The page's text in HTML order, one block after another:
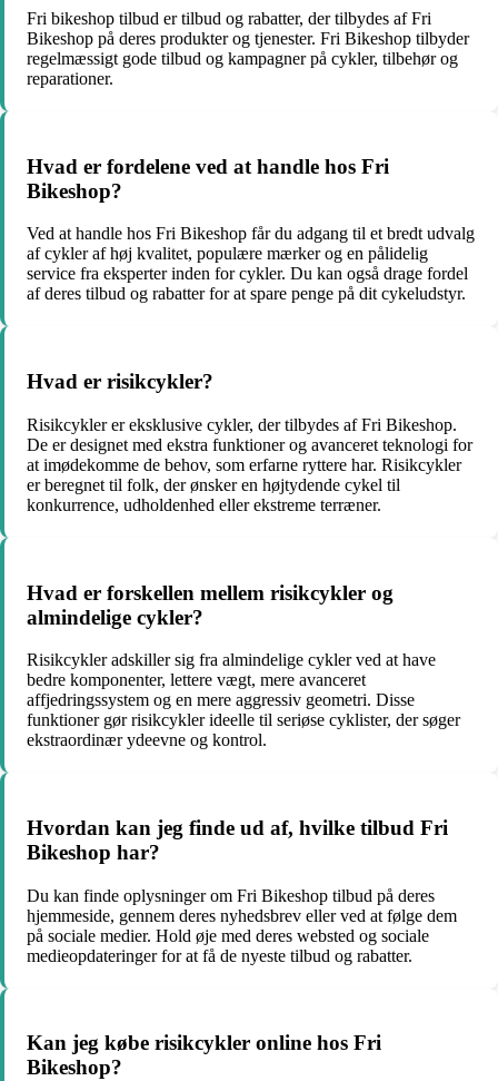
Fri bikeshop tilbud er tilbud og rabatter, der tilbydes af Fri
Bikeshop på deres produkter og tjenester. Fri Bikeshop tilbyder
regelmæssigt gode tilbud og kampagner på cykler, tilbehør og
reparationer.
Hvad er fordelene ved at handle hos Fri
Bikeshop?
Ved at handle hos Fri Bikeshop får du adgang til et bredt udvalg
af cykler af høj kvalitet, populære mærker og en pålidelig
service fra eksperter inden for cykler. Du kan også drage fordel
af deres tilbud og rabatter for at spare penge på dit cykeludstyr.
Hvad er risikcykler?
Risikcykler er eksklusive cykler, der tilbydes af Fri Bikeshop.
De er designet med ekstra funktioner og avanceret teknologi for
at imødekomme de behov, som erfarne ryttere har. Risikcykler
er beregnet til folk, der ønsker en højtydende cykel til
konkurrence, udholdenhed eller ekstreme terræner.
Hvad er forskellen mellem risikcykler og
almindelige cykler?
Risikcykler adskiller sig fra almindelige cykler ved at have
bedre komponenter, lettere vægt, mere avanceret
affjedringssystem og en mere aggressiv geometri. Disse
funktioner gør risikcykler ideelle til seriøse cyklister, der søger
ekstraordinær ydeevne og kontrol.
Hvordan kan jeg finde ud af, hvilke tilbud Fri
Bikeshop har?
Du kan finde oplysninger om Fri Bikeshop tilbud på deres
hjemmeside, gennem deres nyhedsbrev eller ved at følge dem
på sociale medier. Hold øje med deres websted og sociale
medieopdateringer for at få de nyeste tilbud og rabatter.
Kan jeg købe risikcykler online hos Fri
Bikeshop?